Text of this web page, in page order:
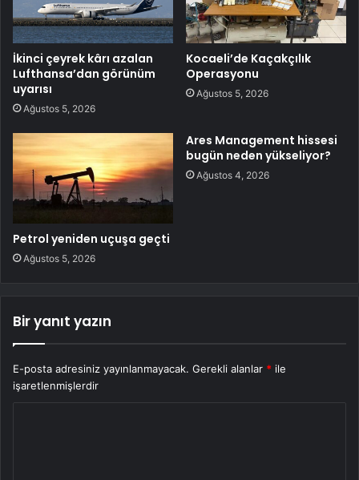
İkinci çeyrek kârı azalan
Lufthansa’dan görünüm
uyarısı
Ağustos 5, 2026
Kocaeli’de Kaçakçılık
Operasyonu
Ağustos 5, 2026
Petrol yeniden uçuşa geçti
Ağustos 5, 2026
Ares Management hissesi
bugün neden yükseliyor?
Ağustos 4, 2026
Bir yanıt yazın
E-posta adresiniz yayınlanmayacak. Gerekli alanlar * ile
işaretlenmişlerdir